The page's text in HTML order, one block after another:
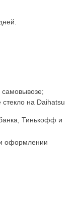
на Daihatsu
Тинькофф и
оформлении